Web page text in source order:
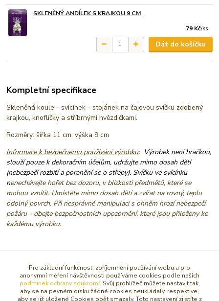
SKLENĚNÝ ANDÍLEK S KRAJKOU 9 CM
79 Kč/ks
Dát do košíčku
Kompletní specifikace
Skleněná koule - svícínek - stojánek na čajovou svíčku zdobený
krajkou, knoflíčky a stříbrnými hvězdičkami.
Rozměry: šířka 11 cm, výška 9 cm
Informace k bezpečnému používání výrobku: Výrobek není hračkou,
slouží pouze k dekoračním účelům, udržujte mimo dosah dětí
(nebezpečí rozbití a poranění se o střepy). Svíčku ve svícínku
nenechávejte hořet bez dozoru, v blízkosti předmětů, které se
mohou vznítit. Umístěte mimo dosah dětí a zvířat na rovný, teplu
odolný povrch. Při nesprávné manipulaci s ohněm hrozí nebezpečí
požáru - dbejte bezpečnostních upozornění, které jsou přiloženy ke
každému výrobku.
SVÍCNY, STOJÁNKY NA SVÍČKY
SVÍCNY A LAMPY
Pro základní funkčnost, zpříjemnění používání webu a pro
anonymní měření návštěvnosti používáme cookies podle našich
podmínek ochrany soukromí. Svůj prohlížeč můžete nastavit tak,
aby se na pevném disku žádné cookies neukládaly, respektive,
aby se již uložené Cookies opět smazaly. Toto nastavení zjistíte z